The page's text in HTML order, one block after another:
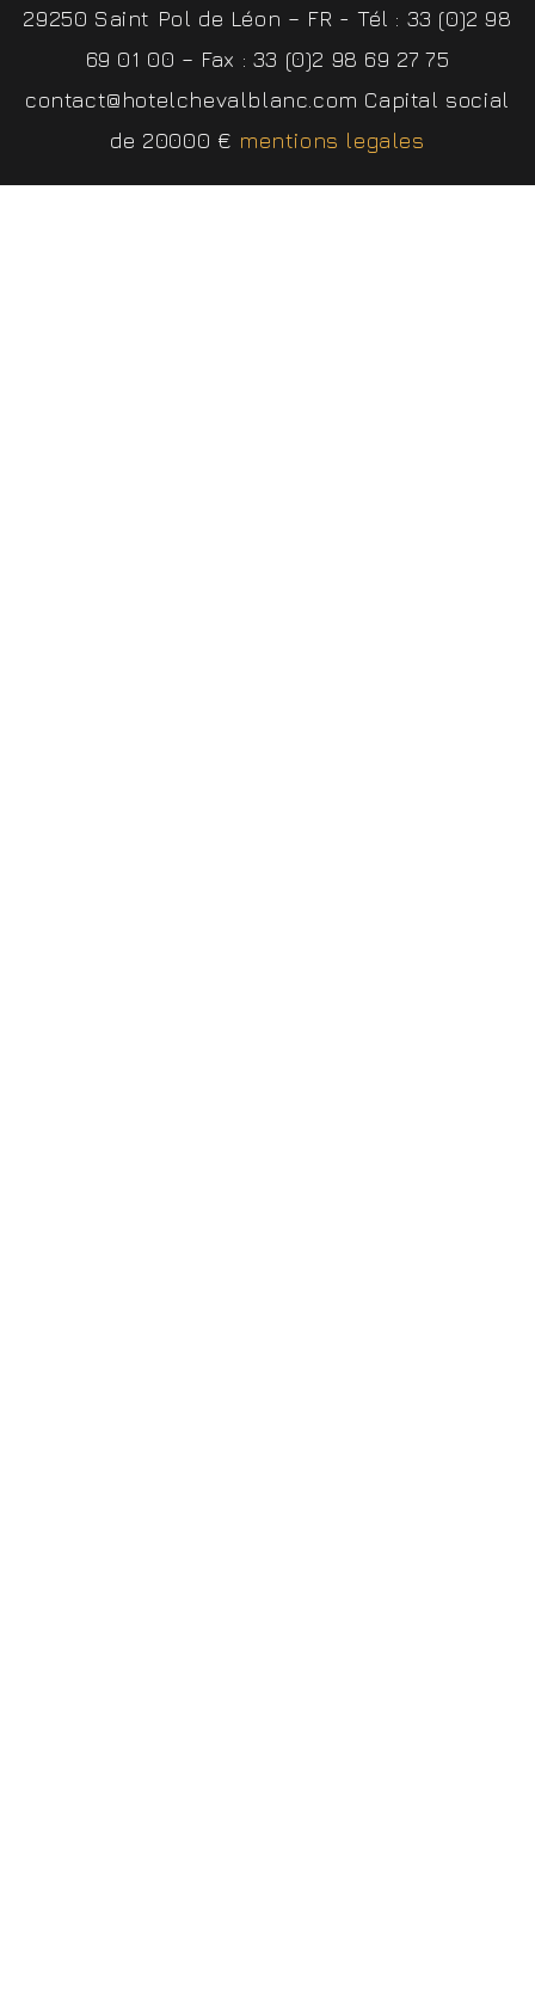
29250 Saint Pol de Léon – FR - Tél : 33 (0)2 98
69 01 00 – Fax : 33 (0)2 98 69 27 75
contact@hotelchevalblanc.com Capital social
de 20000 € mentions legales